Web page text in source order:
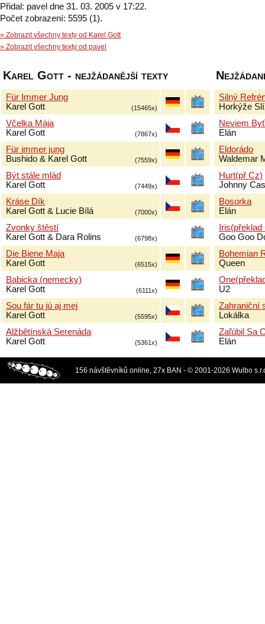
Přidal: pavel dne 31. 03. 2005 v 17:22.
Počet zobrazení: 5595 (1).
» Zobrazit všechny texty od Karel Gott
» Zobrazit všechny texty od pavel
Karel Gott - nejžádanější texty
Für Immer Jung
Karel Gott
(15465x)
Včelka Mája
Karel Gott
(7867x)
Für immer jung
Bushido & Karel Gott
(7559x)
Být stále mlád
Karel Gott
(7449x)
Kráse Dík
Karel Gott & Lucie Bílá
(7000x)
Zvonky štěstí
Karel Gott & Dara Rolins
(6798x)
Die Biene Maja
Karel Gott
(6515x)
Babicka (nemecky)
Karel Gott
(6111x)
Sou fár tu jú aj mej
Karel Gott
(5595x)
Alžbětínská Serenáda
Karel Gott
(5361x)
Silný
Horkýže
Neviem
Elán
Eldorádo
Waldemar
Hurt(př Cz)
Johnny
Bosorka
Elán
Iris(překlad
Goo Goo
Bohemian
Queen
U2
Zahraniční
Lokálka
Zaľúbil Sa
Elán
156 návštěvníků online, 27x BAN - © 2001-2026 Wulbo